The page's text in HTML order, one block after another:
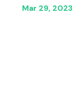
Mar 29, 2023